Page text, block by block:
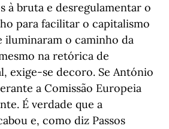
à bruta e desregulamentar o
para facilitar o capitalismo
iluminaram o caminho da
na retórica de
exige-se decoro. Se António
a Comissão Europeia
É verdade que a
e, como diz Passos